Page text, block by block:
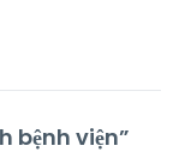
bệnh viện”